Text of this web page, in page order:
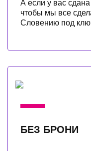
А если у вас
чтобы мы все
Словению под
БЕЗ БРОНИ